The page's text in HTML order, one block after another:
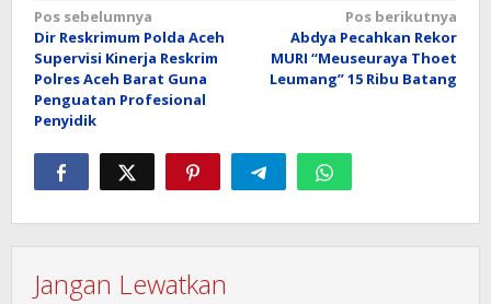
Navigasi
pos
Pos sebelumnya
Dir Reskrimum Polda Aceh
Supervisi Kinerja Reskrim
Polres Aceh Barat Guna
Penguatan Profesional
Penyidik
Pos berikutnya
Abdya Pecahkan Rekor
MURI “Meuseuraya Thoet
Leumang” 15 Ribu Batang
Jangan Lewatkan